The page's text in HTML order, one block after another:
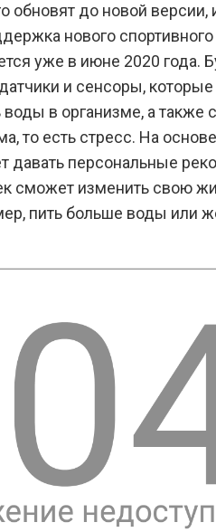
обновят до новой версии,
нового спортивного
уже в июне 2020 года.
и сенсоры, которые
в организме, а также
то есть стресс. На
давать персональные
сможет изменить свою
пить больше воды или